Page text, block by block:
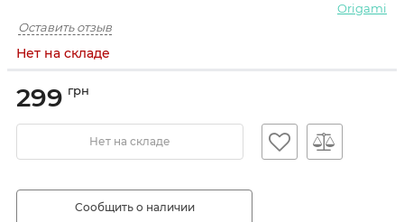
Origami
Оставить отзыв
Нет на складе
299 грн
Нет на складе
Сообщить о наличии